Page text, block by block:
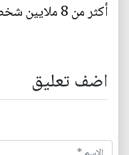
أكثر من 8 ملايين شخص سنوياً حتى العام 2030.
اضف تعليق